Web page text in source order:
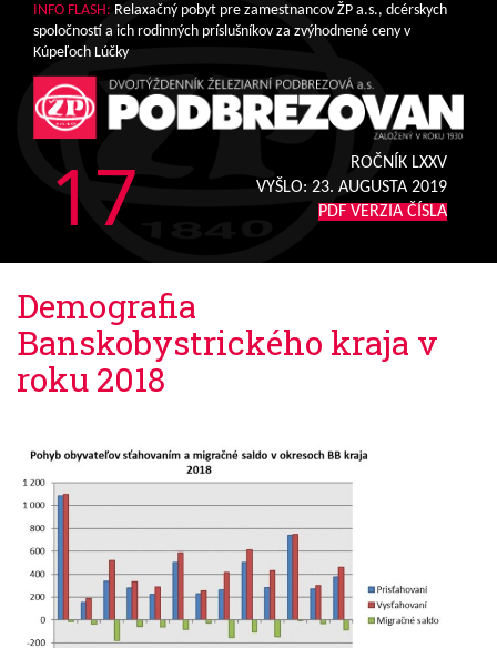
INFO FLASH: Relaxačný pobyt pre zamestnancov ŽP a.s., dcérskych
spoločností a ich rodinných príslušníkov za zvýhodnené ceny v
Kúpeľoch Lúčky
17
ROČNÍK LXXV
VYŠLO: 23. AUGUSTA 2019
PDF VERZIA ČÍSLA
Demografia
Banskobystrického kraja v
roku 2018